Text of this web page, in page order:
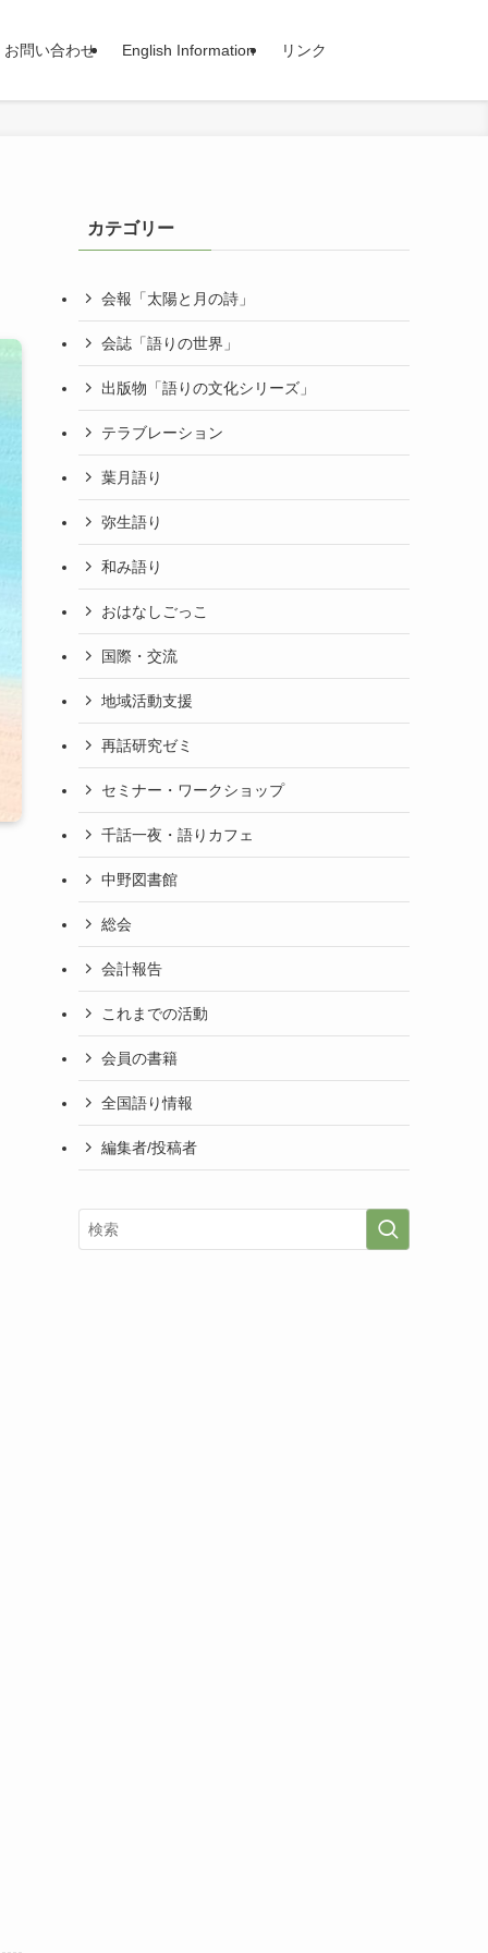
お問い合わせ English Information リンク
カテゴリー
会報「太陽と月の詩」
会誌「語りの世界」
出版物「語りの文化シリーズ」
テラブレーション
葉月語り
弥生語り
和み語り
おはなしごっこ
国際・交流
地域活動支援
再話研究ゼミ
セミナー・ワークショップ
千話一夜・語りカフェ
中野図書館
総会
会計報告
これまでの活動
会員の書籍
全国語り情報
編集者/投稿者